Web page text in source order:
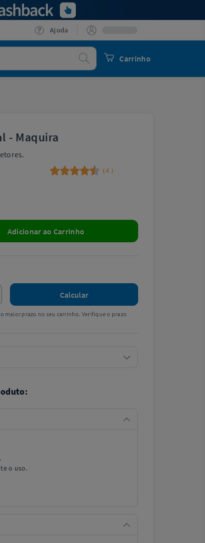
Ajuda
Carrinho
Procurar
- Maquira
(4 )
Adicionar ao Carrinho
Calcular
maior prazo no seu carrinho. Verifique o prazo
o uso.